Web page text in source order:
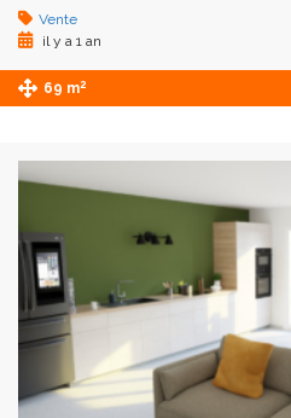
Vente
il y a 1 an
69 m2